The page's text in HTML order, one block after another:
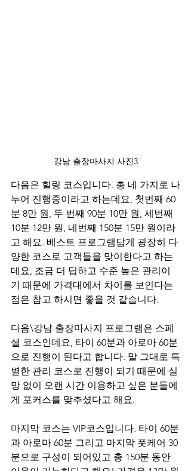
강남 출장마사지 사진3
다음은 힐링 코스입니다. 총 네 가지로 나
누어 진행중이라고 하는데요, 첫번째 60
분 8만 원, 두 번째 90분 10만 원, 세번째
10분 12만 원, 네번째 150분 15만 원이라
고 해요. 베스트 프로그램답게 굉장히 다
양한 코스로 고객들을 맞이한다고 하는
데요, 조금 더 딥하고 수준 높은 관리이
기 때문에 가격대에서 차이를 보인다는
점은 참고 하시면 좋을 것 같습니다.
다음\강남 출장마사지 프로그램은 스페
셜 코스인데요, 타이 60분과 아로마 60분
으로 진행이 된다고 합니다. 말 그대로 특
별한 관리 코스로 진행이 되기 때문에 실
망 없이 오랜 시간 이용하고 싶은 분들에
게 포커스를 맞추셨다고 해요.
마지막 코스는 VIP코스입니다. 타이 60분
과 아로마 60분 그리고 마지막 풋케어 30
분으로 구성이 되어있고 총 150분 동안